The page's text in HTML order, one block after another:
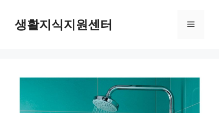
content생활지식지원센터 Menu